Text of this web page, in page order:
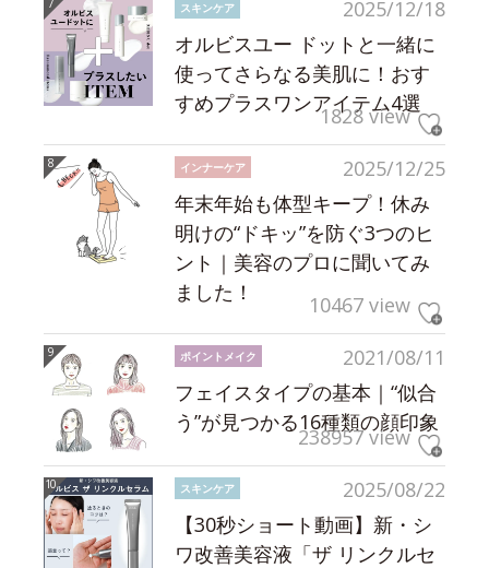
2025/12/18
スキンケア
オルビスユー ドットと一緒に
使ってさらなる美肌に！おす
すめプラスワンアイテム4選
1828 view
2025/12/25
インナーケア
年末年始も体型キープ！休み
明けの“ドキッ”を防ぐ3つのヒ
ント｜美容のプロに聞いてみ
ました！
10467 view
2021/08/11
ポイントメイク
フェイスタイプの基本｜“似合
う”が見つかる16種類の顔印象
238957 view
2025/08/22
スキンケア
【30秒ショート動画】新・シ
ワ改善美容液「ザ リンクルセ